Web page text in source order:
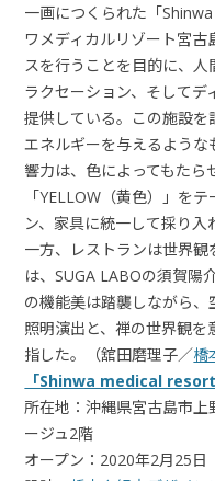
一画につくられた「
ワメディカルリゾート宮
スを行うことを目的に、
ラクセーション、そして
提供している。この施設
エネルギーを与えるよう
響力は、色によってもたら
「YELLOW（黄色）」を
ン、家具に統一して採り入
一方、レストランは世界観
は、SUGA LABOの須賀陽
の機能美は踏襲しながら
照明演出と、禅の世界観
指した。（舘田磨理子／橋
「Shinwa medical
所在地：沖縄県宮古島市
ージュ2階
オープン：2020年2月25